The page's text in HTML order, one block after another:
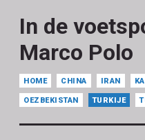
In de
Marco Polo
HOME CHINA IRAN
OEZBEKISTAN TURKIJE